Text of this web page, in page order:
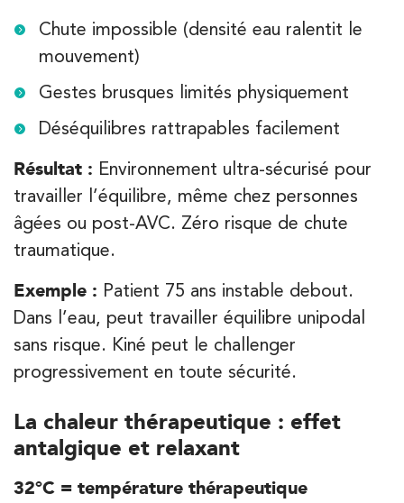
Chute impossible (densité eau ralentit le
mouvement)
Gestes brusques limités physiquement
Déséquilibres rattrapables facilement
Résultat : Environnement ultra-sécurisé pour
travailler l’équilibre, même chez personnes
âgées ou post-AVC. Zéro risque de chute
traumatique.
Exemple : Patient 75 ans instable debout.
Dans l’eau, peut travailler équilibre unipodal
sans risque. Kiné peut le challenger
progressivement en toute sécurité.
La chaleur thérapeutique : effet
antalgique et relaxant
32°C = température thérapeutique
28 Rue Velpeau 92160 Antony
01 64 48 35 84
PRENEZ RDV SUR
PRENEZ RDV SUR